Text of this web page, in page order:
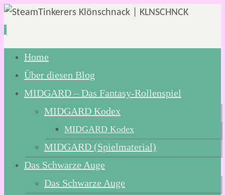
Zum
Inhalt
springen
Home
Über diesen Blog
MIDGARD – Das Fantasy-Rollenspiel
MIDGARD Kodex
MIDGARD Kodex
MIDGARD (Spielmaterial)
Das Schwarze Auge
Das Schwarze Auge